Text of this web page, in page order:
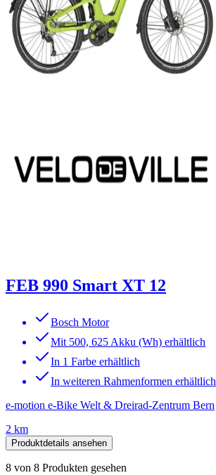
FEB 990 Smart XT 12
Bosch Motor
Mit 500, 625 Akku (Wh) erhältlich
In 1 Farbe erhältlich
In weiteren Rahmenformen erhältlich
e-motion e-Bike Welt & Dreirad-Zentrum Bern
2 km
Produktdetails ansehen
8 von 8 Produkten gesehen